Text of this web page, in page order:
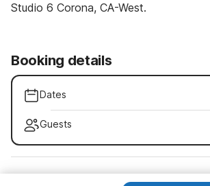
Studio 6 Corona, CA-West.
Booking details
Dates
Guests